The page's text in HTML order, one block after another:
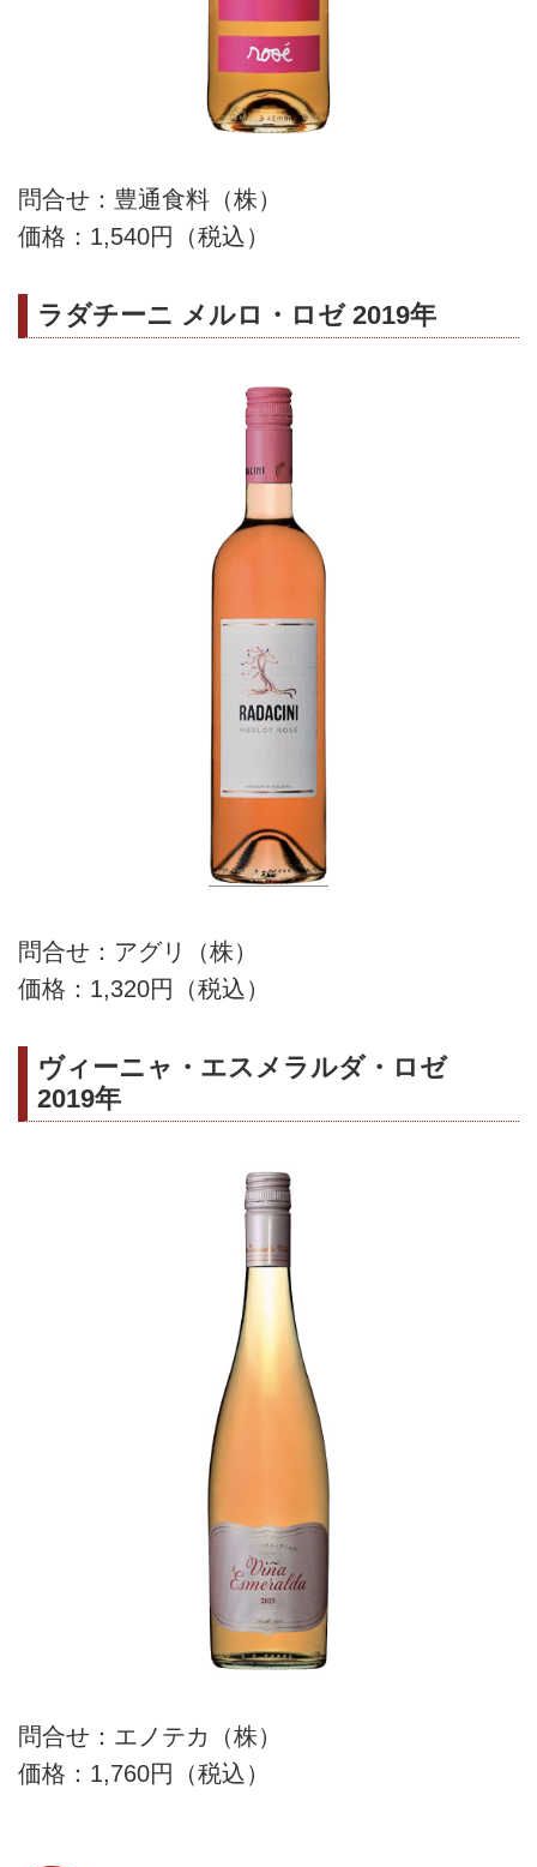
問合せ：豊通食料（株）
価格：1,540円（税込）
ラダチーニ メルロ・ロゼ 2019年
問合せ：アグリ（株）
価格：1,320円（税込）
ヴィーニャ・エスメラルダ・ロゼ
2019年
問合せ：エノテカ（株）
価格：1,760円（税込）